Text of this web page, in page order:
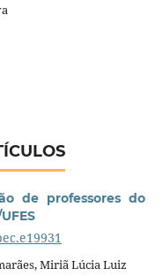
de professores do
Miriã Lúcia Luiz